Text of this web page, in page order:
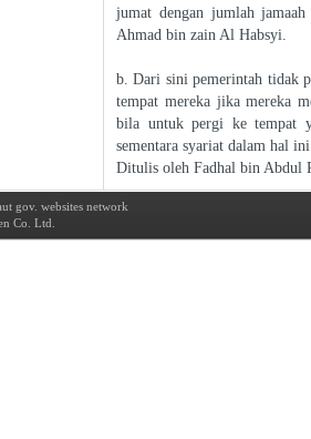
jumat dengan jumlah
Ahmad bin zain Al Habsyi.
b. Dari sini pemerintah tidak
tempat mereka jika mereka
bila untuk pergi ke tempat
sementara syariat dalam hal
Ditulis oleh Fadhal bin Abdul
gov. websites network
Co. Ltd.